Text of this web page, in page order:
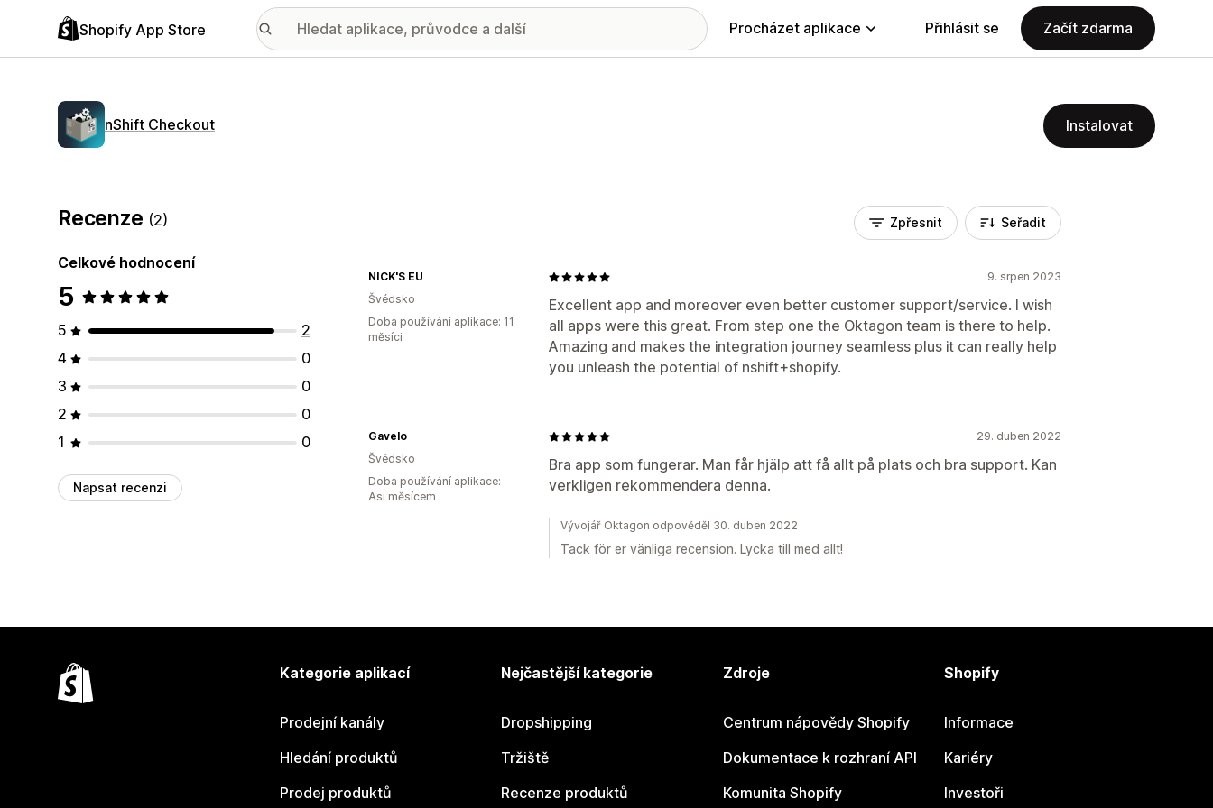
Shopify App Store Procházet aplikace Přihlásit se Začít zdarma
nShift Checkout Instalovat
Recenze (2)
Celkové hodnocení
5
5
2
4
0
3
0
2
0
1
0
Napsat recenzi
Zpřesnit Seřadit
9. srpen 2023
Excellent app and moreover even better customer support/service. I wish
all apps were this great. From step one the Oktagon team is there to help.
Amazing and makes the integration journey seamless plus it can really help
you unleash the potential of nshift+shopify.
NICK'S EU
Švédsko
Doba používání aplikace: 11
měsíci
29. duben 2022
Bra app som fungerar. Man får hjälp att få allt på plats och bra support. Kan
verkligen rekommendera denna.
Gavelo
Švédsko
Doba používání aplikace:
Asi měsícem
Vývojář Oktagon odpověděl 30. duben 2022
Tack för er vänliga recension. Lycka till med allt!
Kategorie aplikací
Prodejní kanály
Hledání produktů
Prodej produktů
Nejčastější kategorie
Dropshipping
Tržiště
Recenze produktů
Zdroje
Centrum nápovědy Shopify
Dokumentace k rozhraní API
Komunita Shopify
Shopify
Informace
Kariéry
Investoři